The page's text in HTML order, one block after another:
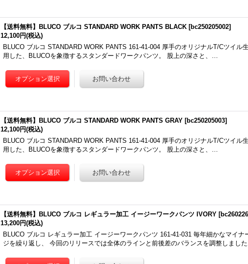
【送料無料】BLUCO ブルコ STANDARD WORK PANTS BLACK [bc250205002]
12,100円(税込)
BLUCO ブルコ STANDARD WORK PANTS 161-41-004 厚手のオリジナルT/Cツイル
用した、BLUCOを象徴するスタンダードワークパンツ。 股上の深さと、…
【送料無料】BLUCO ブルコ STANDARD WORK PANTS GRAY [bc250205003]
12,100円(税込)
BLUCO ブルコ STANDARD WORK PANTS 161-41-004 厚手のオリジナルT/Cツイル
用した、BLUCOを象徴するスタンダードワークパンツ。 股上の深さと、…
【送料無料】BLUCO ブルコ レギュラー加工 イージーワークパンツ IVORY [
13,200円(税込)
BLUCO ブルコ レギュラー加工 イージーワークパンツ 161-41-031 毎年細かなマイナ
ジを繰り返し、 今回のリリースでは全体のラインと前後差のバランスを調整しまし